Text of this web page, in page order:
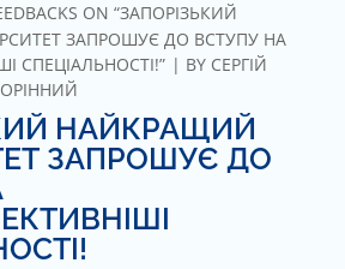
ON “ЗАПОРІЗЬКИЙ
ЗАПРОШУЄ ДО ВСТУПУ НА
СПЕЦІАЛЬНОСТІ!”
BY СЕРГІЙ
НАЙКРАЩИЙ
ЗАПРОШУЄ ДО